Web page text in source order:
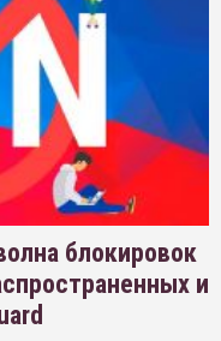
блокировок
и